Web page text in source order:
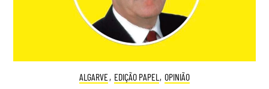
ALGARVE, EDIÇÃO PAPEL , OPINIÃO